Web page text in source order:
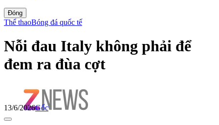
Đóng
Thể thaoBóng đá quốc tế
Nỗi đau Italy không phải để
đem ra đùa cợt
13/6/2026Gốc